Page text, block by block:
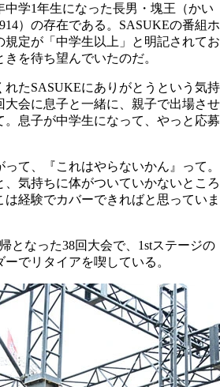
中学1年生になった長男・塊王（かい
）の存在である。SASUKEの番組ホ
規定が「中学生以上」と明記されてお
を待ち望んでいたのだ。
れたSASUKEにありがとうという気持
大会に息子と一緒に、親子で出場させ
息子が中学生になって、やっと応募
て、『これはやらないかん』って。
気持ちに体がついていかないところ
は経験でカバーできればと思っていま
となった38回大会で、1stステージの
でリタイアを喫している。